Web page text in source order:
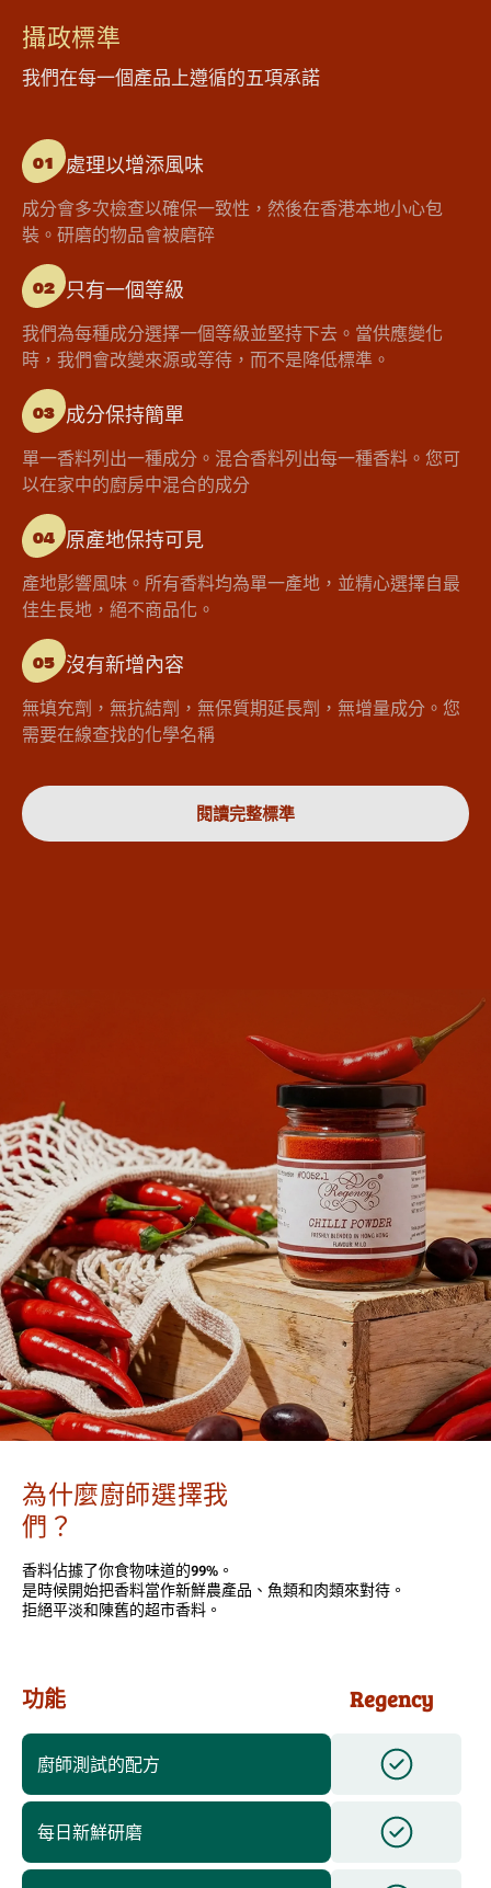
攝政標準
我們在每一個產品上遵循的五項承諾
01 處理以增添風味
成分會多次檢查以確保一致性，然後在香港本地小心包
裝。研磨的物品會被磨碎
02 只有一個等級
我們為每種成分選擇一個等級並堅持下去。當供應變化
時，我們會改變來源或等待，而不是降低標準。
03 成分保持簡單
單一香料列出一種成分。混合香料列出每一種香料。您可
以在家中的廚房中混合的成分
04 原產地保持可見
產地影響風味。所有香料均為單一產地，並精心選擇自最
佳生長地，絕不商品化。
05 沒有新增內容
無填充劑，無抗結劑，無保質期延長劑，無增量成分。您
需要在線查找的化學名稱
閱讀完整標準
為什麼廚師選擇我
們？
香料佔據了你食物味道的99%。
是時候開始把香料當作新鮮農產品、魚類和肉類來對待。
拒絕平淡和陳舊的超市香料。
功能 Regency
廚師測試的配方
每日新鮮研磨